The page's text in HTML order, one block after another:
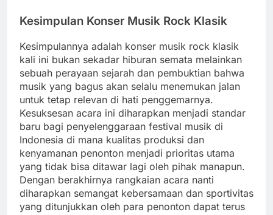
Kesimpulan Konser Musik Rock Klasik
Kesimpulannya adalah konser musik rock klasik
kali ini bukan sekadar hiburan semata melainkan
sebuah perayaan sejarah dan pembuktian bahwa
musik yang bagus akan selalu menemukan jalan
untuk tetap relevan di hati penggemarnya.
Kesuksesan acara ini diharapkan menjadi standar
baru bagi penyelenggaraan festival musik di
Indonesia di mana kualitas produksi dan
kenyamanan penonton menjadi prioritas utama
yang tidak bisa ditawar lagi oleh pihak manapun.
Dengan berakhirnya rangkaian acara nanti
diharapkan semangat kebersamaan dan sportivitas
yang ditunjukkan oleh para penonton dapat terus